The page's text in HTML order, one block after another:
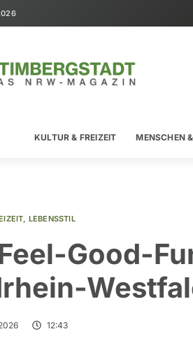
KULTUR & FREIZEIT MENSCHEN
, LEBENSSTIL
Good-
12:43